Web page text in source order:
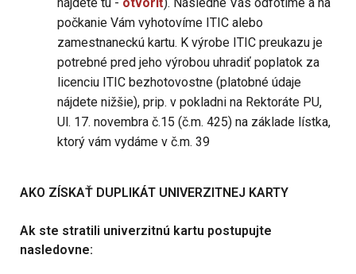
počkanie Vám vyhotovíme ITIC alebo
zamestnaneckú kartu. K výrobe ITIC preukazu je
potrebné pred jeho výrobou uhradiť poplatok za
licenciu ITIC bezhotovostne (platobné údaje
nájdete nižšie), prip. v pokladni na Rektoráte PU,
Ul. 17. novembra č.15 (č.m. 425) na základe lístka,
ktorý vám vydáme v č.m. 39
AKO ZÍSKAŤ DUPLIKÁT UNIVERZITNEJ KARTY
Ak ste stratili univerzitnú kartu postupujte
nasledovne: